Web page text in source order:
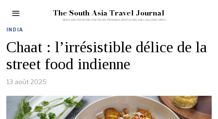
The South Asia Travel Journal
INDIA
Chaat : l’irrésistible délice de la
street food indienne
13 août 2025